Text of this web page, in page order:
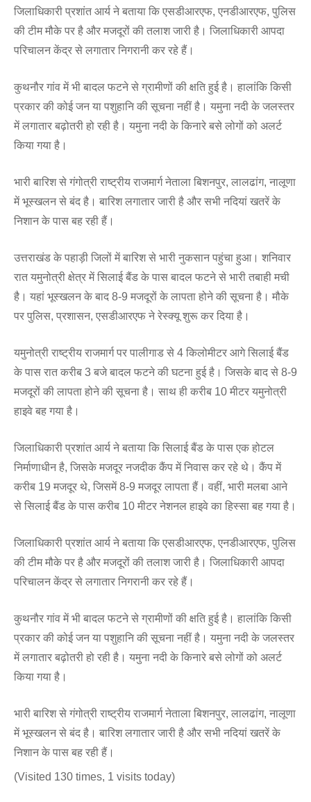
जिलाधिकारी प्रशांत आर्य ने बताया कि एसडीआरएफ, एनडीआरएफ, पुलिस
की टीम मौके पर है और मजदूरों की तलाश जारी है। जिलाधिकारी आपदा
परिचालन केंद्र से लगातार निगरानी कर रहे हैं।
कुथनौर गांव में भी बादल फटने से ग्रामीणों की क्षति हुई है। हालांकि किसी
प्रकार की कोई जन या पशुहानि की सूचना नहीं है। यमुना नदी के जलस्तर
में लगातार बढ़ोतरी हो रही है। यमुना नदी के किनारे बसे लोगों को अलर्ट
किया गया है।
भारी बारिश से गंगोत्री राष्ट्रीय राजमार्ग नेताला बिशनपुर, लालढांग, नालूणा
में भूस्खलन से बंद है। बारिश लगातार जारी है और सभी नदियां खतरें के
निशान के पास बह रही हैं।
उत्तराखंड के पहाड़ी जिलों में बारिश से भारी नुकसान पहुंचा हुआ। शनिवार
रात यमुनोत्री क्षेत्र में सिलाई बैंड के पास बादल फटने से भारी तबाही मची
है। यहां भूस्खलन के बाद 8-9 मजदूरों के लापता होने की सूचना है। मौके
पर पुलिस, प्रशासन, एसडीआरएफ ने रेस्क्यू शुरू कर दिया है।
यमुनोत्री राष्ट्रीय राजमार्ग पर पालीगाड से 4 किलोमीटर आगे सिलाई बैंड
के पास रात करीब 3 बजे बादल फटने की घटना हुई है। जिसके बाद से 8-9
मजदूरों की लापता होने की सूचना है। साथ ही करीब 10 मीटर यमुनोत्री
हाइवे बह गया है।
जिलाधिकारी प्रशांत आर्य ने बताया कि सिलाई बैंड के पास एक होटल
निर्माणाधीन है, जिसके मजदूर नजदीक कैंप में निवास कर रहे थे। कैंप में
करीब 19 मजदूर थे, जिसमें 8-9 मजदूर लापता हैं। वहीं, भारी मलबा आने
से सिलाई बैंड के पास करीब 10 मीटर नेशनल हाइवे का हिस्सा बह गया है।
जिलाधिकारी प्रशांत आर्य ने बताया कि एसडीआरएफ, एनडीआरएफ, पुलिस
की टीम मौके पर है और मजदूरों की तलाश जारी है। जिलाधिकारी आपदा
परिचालन केंद्र से लगातार निगरानी कर रहे हैं।
कुथनौर गांव में भी बादल फटने से ग्रामीणों की क्षति हुई है। हालांकि किसी
प्रकार की कोई जन या पशुहानि की सूचना नहीं है। यमुना नदी के जलस्तर
में लगातार बढ़ोतरी हो रही है। यमुना नदी के किनारे बसे लोगों को अलर्ट
किया गया है।
भारी बारिश से गंगोत्री राष्ट्रीय राजमार्ग नेताला बिशनपुर, लालढांग, नालूणा
में भूस्खलन से बंद है। बारिश लगातार जारी है और सभी नदियां खतरें के
निशान के पास बह रही हैं।
(Visited 130 times, 1 visits today)